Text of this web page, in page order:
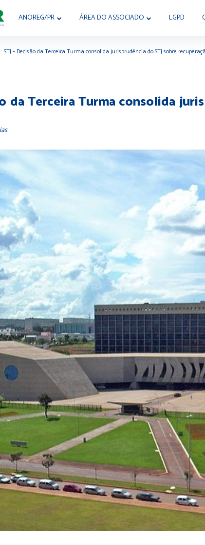
ANOREG/PR ÁREA DO ASSOCIADO LGPD
STJ – Decisão da Terceira Turma consolida jurisprudência do STJ sobre
da Terceira Turma consolida